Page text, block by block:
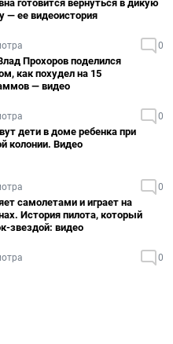
готовится вернуться в дикую
— ее видеоистория
0
Прохоров поделился
как похудел на 15
— видео
0
дети в доме ребенка при
колонии. Видео
0
самолетами и играет на
История пилота, который
звездой: видео
0